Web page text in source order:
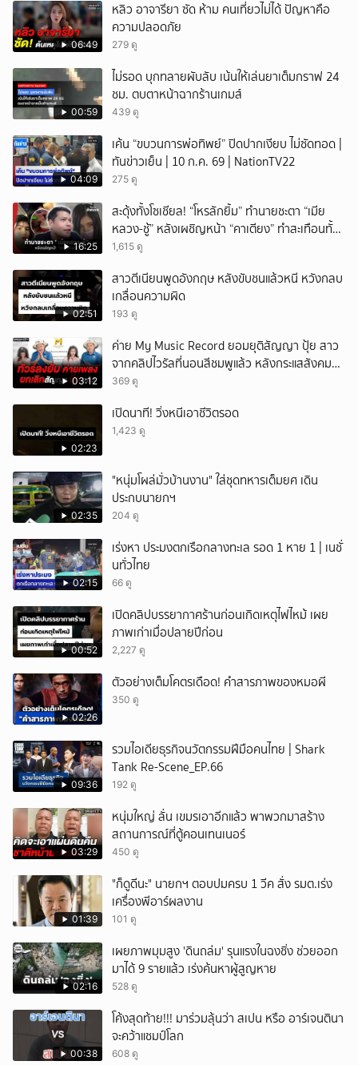
06:49
หลิว อาจารียา ซัด ห้าม คนเที่ยวไม่ได้ ปัญหาคือ
ความปลอดภัย
279 ดู
00:59
ไม่รอด บุกทลายผับลับ เน้นให้เล่นยาเต็มกราฟ 24
ชม. ตบตาหน้าฉากร้านเกมส์
439 ดู
04:09
เค้น “ขบวนการพ่อทิพย์” ปิดปากเงียบ ไม่ซัดทอด |
ทันข่าวเย็น | 10 ก.ค. 69 | NationTV22
275 ดู
16:25
สะดุ้งทั้งโซเชียล! “โหรลักยิ้ม” ทำนายชะตา “เมีย
หลวง-ชู้” หลังเผชิญหน้า “คาเตียง” ทำสะเทือนทั้ง
ประเทศ
1,615 ดู
02:51
สาวตีเนียนพูดอังกฤษ หลังขับชนแล้วหนี หวังกลบ
เกลื่อนความผิด
193 ดู
03:12
ค่าย My Music Record ยอมยุติสัญญา ปุ้ย สาว
จากคลิปไวรัลที่นอนสีชมพูแล้ว หลังกระแสสังคม
และคนในวงการวิจารณ์เรื่องความเหมาะสม
369 ดู
02:23
เปิดนาที! วิ่งหนีเอาชีวิตรอด
1,423 ดู
02:35
"หนุ่มโผล่มั่วบ้านงาน" ใส่ชุดทหารเต็มยศ เดิน
ประกบนายกฯ
204 ดู
02:15
เร่งหา ประมงตกเรือกลางทะเล รอด 1 หาย 1 | เนชั่
นทั่วไทย
66 ดู
00:52
เปิดคลิปบรรยากาศร้านก่อนเกิดเหตุไฟไหม้ เผย
ภาพเก่าเมื่อปลายปีก่อน
2,227 ดู
02:26
ตัวอย่างเต็มโคตรเดือด! คำสารภาพของหมอผี
350 ดู
09:36
รวมไอเดียธุรกิจนวัตกรรมฝีมือคนไทย | Shark
Tank Re-Scene_EP.66
192 ดู
03:29
หนุ่มใหญ่ ลั่น เขมรเอาอีกแล้ว พาพวกมาสร้าง
สถานการณ์ที่ตู้คอนเทนเนอร์
450 ดู
01:39
"ก็ดูดีนะ" นายกฯ ตอบปมครบ 1 วีค สั่ง รมต.เร่ง
เครื่องพีอาร์ผลงาน
101 ดู
02:16
เผยภาพมุมสูง 'ดินถล่ม' รุนแรงในฉงชิ่ง ช่วยออก
มาได้ 9 รายแล้ว เร่งค้นหาผู้สูญหาย
528 ดู
00:38
โค้งสุดท้าย!!! มาร่วมลุ้นว่า สเปน หรือ อาร์เจนตินา
จะคว้าแชมป์โลก
608 ดู